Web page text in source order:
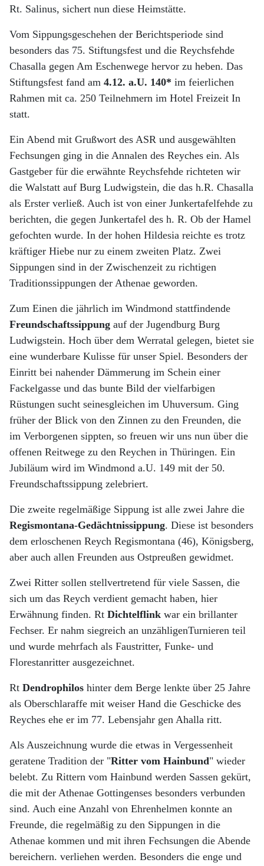
Rt. Salinus, sichert nun diese Heimstätte.
Vom Sippungsgeschehen der Berichtsperiode sind
besonders das 75. Stiftungsfest und die Reychsfehde
Chasalla gegen Am Eschenwege hervor zu heben. Das
Stiftungsfest fand am 4.12. a.U. 140* im feierlichen
Rahmen mit ca. 250 Teilnehmern im Hotel Freizeit In
statt.
Ein Abend mit Grußwort des ASR und ausgewählten
Fechsungen ging in die Annalen des Reyches ein. Als
Gastgeber für die erwähnte Reychsfehde richteten wir
die Walstatt auf Burg Ludwigstein, die das h.R. Chasalla
als Erster verließ. Auch ist von einer Junkertafelfehde zu
berichten, die gegen Junkertafel des h. R. Ob der Hamel
gefochten wurde. In der hohen Hildesia reichte es trotz
kräftiger Hiebe nur zu einem zweiten Platz. Zwei
Sippungen sind in der Zwischenzeit zu richtigen
Traditionssippungen der Athenae geworden.
Zum Einen die jährlich im Windmond stattfindende
Freundschaftssippung auf der Jugendburg Burg
Ludwigstein. Hoch über dem Werratal gelegen, bietet sie
eine wunderbare Kulisse für unser Spiel. Besonders der
Einritt bei nahender Dämmerung im Schein einer
Fackelgasse und das bunte Bild der vielfarbigen
Rüstungen sucht seinesgleichen im Uhuversum. Ging
früher der Blick von den Zinnen zu den Freunden, die
im Verborgenen sippten, so freuen wir uns nun über die
offenen Reitwege zu den Reychen in Thüringen. Ein
Jubiläum wird im Windmond a.U. 149 mit der 50.
Freundschaftssippung zelebriert.
Die zweite regelmäßige Sippung ist alle zwei Jahre die
Regismontana-Gedächtnissippung. Diese ist besonders
dem erloschenen Reych Regismontana (46), Königsberg,
aber auch allen Freunden aus Ostpreußen gewidmet.
Zwei Ritter sollen stellvertretend für viele Sassen, die
sich um das Reych verdient gemacht haben, hier
Erwähnung finden. Rt Dichtelflink war ein brillanter
Fechser. Er nahm siegreich an unzähligenTurnieren teil
und wurde mehrfach als Faustritter, Funke- und
Florestanritter ausgezeichnet.
Rt Dendrophilos hinter dem Berge lenkte über 25 Jahre
als Oberschlaraffe mit weiser Hand die Geschicke des
Reyches ehe er im 77. Lebensjahr gen Ahalla ritt.
Als Auszeichnung wurde die etwas in Vergessenheit
geratene Tradition der "Ritter vom Hainbund" wieder
belebt. Zu Rittern vom Hainbund werden Sassen gekürt,
die mit der Athenae Gottingenses besonders verbunden
sind. Auch eine Anzahl von Ehrenhelmen konnte an
Freunde, die regelmäßig zu den Sippungen in die
Athenae kommen und mit ihren Fechsungen die Abende
bereichern. verliehen werden. Besonders die enge und